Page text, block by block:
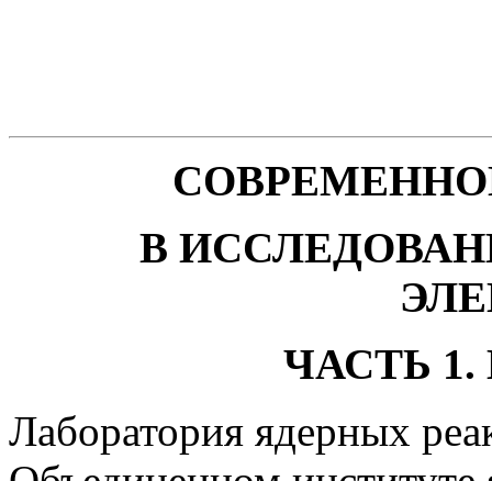
В
ЧАСТЬ
Лаборатория ядерных